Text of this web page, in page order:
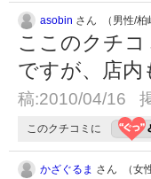
asobin さん （男性/柏
ここのクチ
ですが、店
稿:2010/04/16
このクチコミに
かざぐるま さん （女